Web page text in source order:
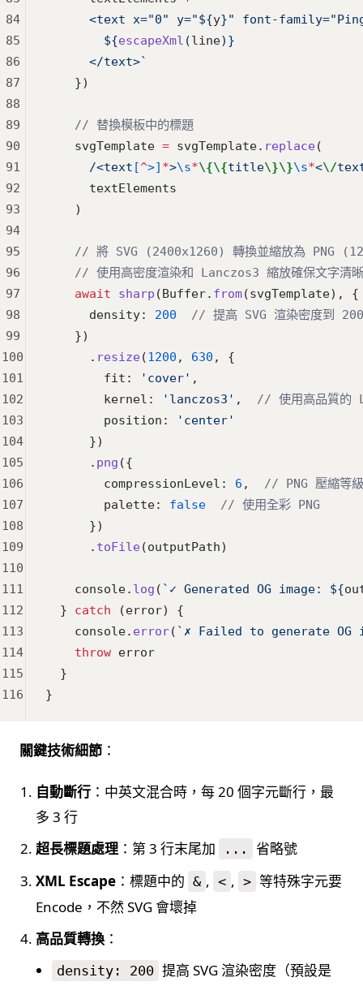
      <text x="0" y="${
y}" font-
        ${
escapeXml (line) }
      </text>`
    })
    // 替換模板中的標題
    svgTemplate
= svgTemplate. replace(
      /
<text [^>] *>\s*\{\{title\}\}\s*<\/
      textElements
    )
// 將 SVG (2400x1260) 轉換並縮放為 PNG
    // 使用高密度渲染和 Lanczos3 縮放確保文字清晰
    await
sharp (Buffer. from(svgTemplate), {
      density:
200
// 提高 SVG 渲染密度到
    })
      .
resize(1200 , 630 , {
        fit:
'cover' ,
        kernel:
'lanczos3' , // 使用高品質的
        position:
'center'
      })
      .
png ({
        compressionLevel:
6 , // PNG 壓縮等
        palette:
false
  // 使用全彩 PNG
      })
      .
toFile(outputPath)
    console.
log ( `✓ Generated OG image: ${
  }
catch (error) {
    console.
error( `✗ Failed to generate OG
    throw
error
  }
}
84
85
86
87
88
89
90
91
92
93
94
95
96
97
98
99
100
101
102
103
104
105
106
107
108
109
110
111
112
113
114
115
116
關鍵技術細節 ：
自動斷行 ：中英文混合時，每 20 個字元斷行，最
多 3 行
超長標題處理 ：第 3 行末尾加 ...
省略號
XML Escape ：標題中的 & , < , > 等特殊字元要
Encode，不然 SVG 會壞掉
高品質轉換 ：
density: 200 提高 SVG 渲染密度（預設是